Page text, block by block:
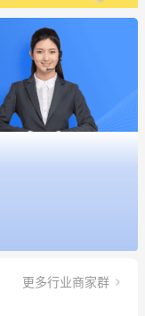
更多行业商家群
营了